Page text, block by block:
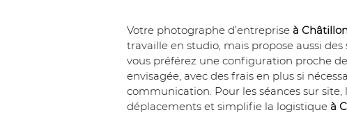
Votre photographe d’entreprise à
travaille en studio, mais propose aussi
vous préférez une configuration proche
envisagée, avec des frais en plus si
communication. Pour les séances sur
déplacements et simplifie la logistique à